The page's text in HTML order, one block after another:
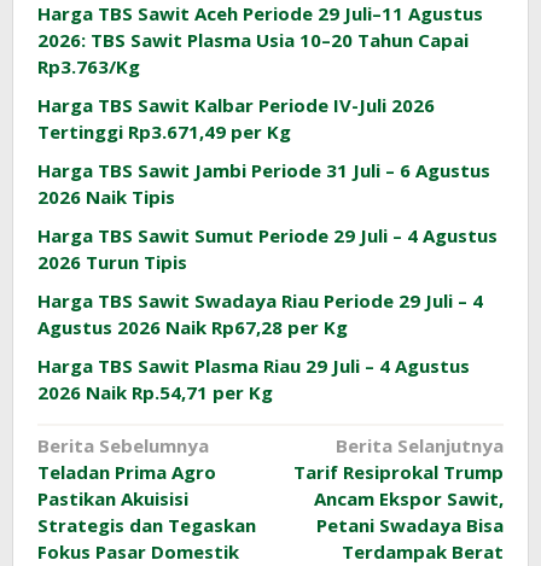
Harga TBS Sawit Aceh Periode 29 Juli–11 Agustus
2026: TBS Sawit Plasma Usia 10–20 Tahun Capai
Rp3.763/Kg
Harga TBS Sawit Kalbar Periode IV-Juli 2026
Tertinggi Rp3.671,49 per Kg
Harga TBS Sawit Jambi Periode 31 Juli – 6 Agustus
2026 Naik Tipis
Harga TBS Sawit Sumut Periode 29 Juli – 4 Agustus
2026 Turun Tipis
Harga TBS Sawit Swadaya Riau Periode 29 Juli – 4
Agustus 2026 Naik Rp67,28 per Kg
Harga TBS Sawit Plasma Riau 29 Juli – 4 Agustus
2026 Naik Rp.54,71 per Kg
Navigasi
pos
Berita Sebelumnya
Teladan Prima Agro
Pastikan Akuisisi
Strategis dan Tegaskan
Fokus Pasar Domestik
Berita Selanjutnya
Tarif Resiprokal Trump
Ancam Ekspor Sawit,
Petani Swadaya Bisa
Terdampak Berat